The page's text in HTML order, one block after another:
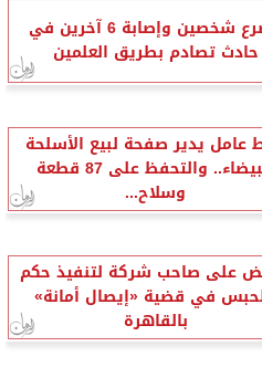
مصرع شخصين وإصابة 6 آخرين في
حادث تصادم بطريق العلمين
عامل يدير صفحة لبيع الأسلحة
البيضاء.. والتحفظ على 87 قطعة
وسلاح...
على صاحب شركة لتنفيذ حكم
في قضية «إيصال أمانة»
بالقاهرة